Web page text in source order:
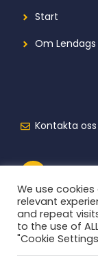
Start
Om Lendags
Kontakta oss
We use
relevant
and repeat
to the use of
"Cookie